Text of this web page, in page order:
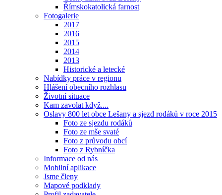
Římskokatolická farnost
Fotogalerie
2017
2016
2015
2014
2013
Historické a letecké
Nabídky práce v regionu
Hlášení obecního rozhlasu
Životní situace
Kam zavolat když....
Oslavy 800 let obce Lešany a sjezd rodáků v roce 2015
Foto ze sjezdu rodáků
Foto ze mše svaté
Foto z průvodu obcí
Foto z Rybníčka
Informace od nás
Mobilní aplikace
Jsme členy
Mapové podklady